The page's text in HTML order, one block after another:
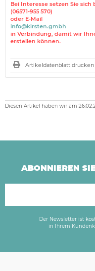
Bei Interesse setzen Sie
(06571-955 570)
oder E-Mail
info@kirsten.gmbh
in Verbindung, damit wir
erstellen können.
Artikeldatenblatt drucken
Diesen Artikel haben wir am
ABONNIEREN
Der Newsletter ist
in Ihrem